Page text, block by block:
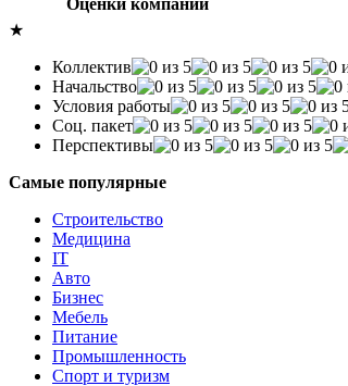
★
Коллектив
Начальство
Условия работы
Соц. пакет
Перспективы
Самые популярные
Строительство
Медицина
IT
Авто
Бизнес
Мебель
Питание
Промышленность
Спорт и туризм